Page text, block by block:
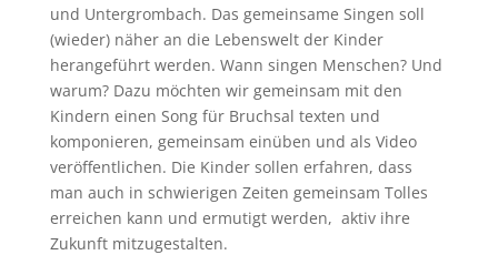
und Untergrombach. Das gemeinsame Singen soll
(wieder) näher an die Lebenswelt der Kinder
herangeführt werden. Wann singen Menschen? Und
warum? Dazu möchten wir gemeinsam mit den
Kindern einen Song für Bruchsal texten und
komponieren, gemeinsam einüben und als Video
veröffentlichen. Die Kinder sollen erfahren, dass
man auch in schwierigen Zeiten gemeinsam Tolles
erreichen kann und ermutigt werden, aktiv ihre
Zukunft mitzugestalten.